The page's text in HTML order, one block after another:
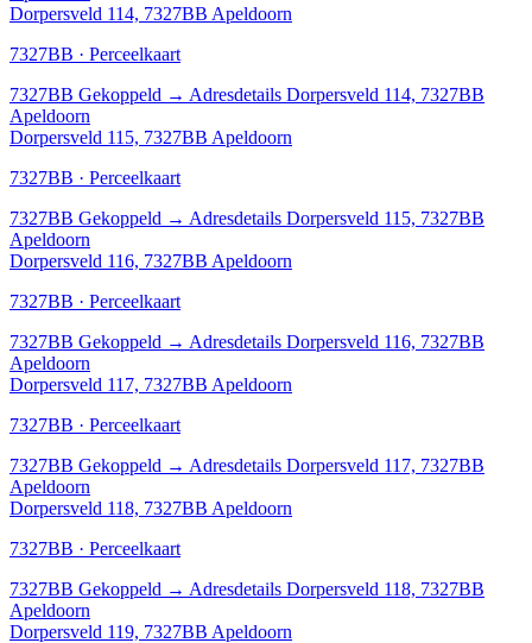
Dorpersveld 114, 7327BB Apeldoorn
7327BB · Perceelkaart
7327BB Gekoppeld → Adresdetails Dorpersveld 114, 7327BB
Apeldoorn
Dorpersveld 115, 7327BB Apeldoorn
7327BB · Perceelkaart
7327BB Gekoppeld → Adresdetails Dorpersveld 115, 7327BB
Apeldoorn
Dorpersveld 116, 7327BB Apeldoorn
7327BB · Perceelkaart
7327BB Gekoppeld → Adresdetails Dorpersveld 116, 7327BB
Apeldoorn
Dorpersveld 117, 7327BB Apeldoorn
7327BB · Perceelkaart
7327BB Gekoppeld → Adresdetails Dorpersveld 117, 7327BB
Apeldoorn
Dorpersveld 118, 7327BB Apeldoorn
7327BB · Perceelkaart
7327BB Gekoppeld → Adresdetails Dorpersveld 118, 7327BB
Apeldoorn
Dorpersveld 119, 7327BB Apeldoorn